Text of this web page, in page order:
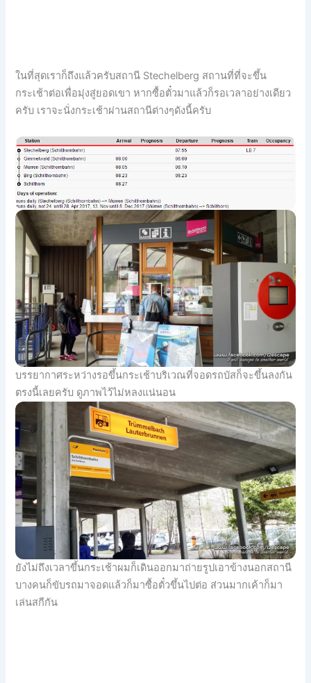
ในที่สุดเราก็ถึงแล้วครับสถานี Stechelberg สถานที่ที่จะขึ้น
กระเช้าต่อเพื่อมุ่งสู่ยอดเขา หากซื้อตั๋วมาแล้วก็รอเวลาอย่างเดียว
ครับ เราจะนั่งกระเช้าผ่านสถานีต่างๆดังนี้ครับ
บรรยากาศระหว่างรอขึ้นกระเช้าบริเวณที่จอดรถบัสก็จะขึ้นลงกัน
ตรงนี้เลยครับ ดูภาพไว้ไม่หลงแน่นอน
ยังไม่ถึงเวลาขึ้นกระเช้าผมก็เดินออกมาถ่ายรูปเอาข้างนอกสถานี
บางคนก็ขับรถมาจอดแล้วก็มาซื้อตั๋วขึ้นไปต่อ ส่วนมากเค้าก็มา
เล่นสกีกัน